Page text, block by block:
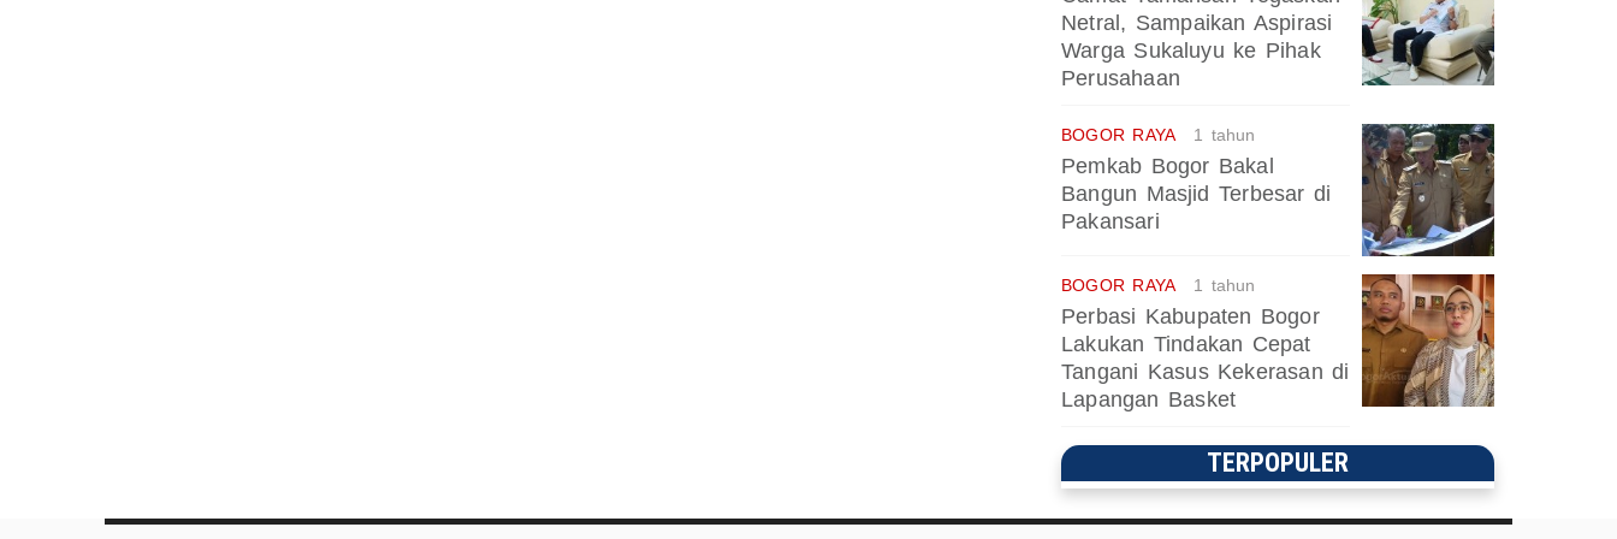
Netral, Sampaikan Aspirasi
Warga Sukaluyu ke Pihak
Perusahaan
BOGOR RAYA 1 tahun
Pemkab Bogor Bakal
Bangun Masjid Terbesar di
Pakansari
BOGOR RAYA 1 tahun
Perbasi Kabupaten Bogor
Lakukan Tindakan Cepat
Tangani Kasus Kekerasan di
Lapangan Basket
TERPOPULER